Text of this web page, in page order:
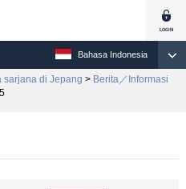
Bahasa Indonesia
sarjana di Jepang > Berita／Informasi